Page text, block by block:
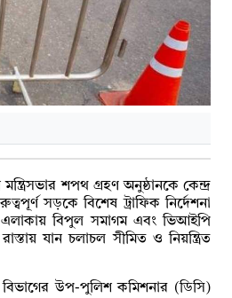
শপথ গ্রহণ অনুষ্ঠানকে কেন্দ্র
সড়কে বিশেষ ট্রাফিক নির্দেশনা
বিপুল সমাগম এবং ভিআইপি
যান চলাচল সীমিত ও নিয়ন্ত্রিত
বিভাগের উপ-পুলিশ কমিশনার (ডিসি)